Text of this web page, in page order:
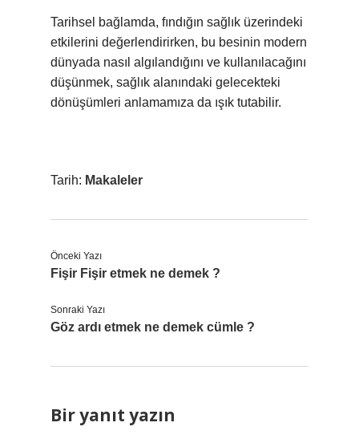
Tarihsel bağlamda, fındığın sağlık üzerindeki
etkilerini değerlendirirken, bu besinin modern
dünyada nasıl algılandığını ve kullanılacağını
düşünmek, sağlık alanındaki gelecekteki
dönüşümleri anlamamıza da ışık tutabilir.
Tarih: Makaleler
Önceki Yazı
Fişir Fişir etmek ne demek ?
Sonraki Yazı
Göz ardı etmek ne demek cümle ?
Bir yanıt yazın